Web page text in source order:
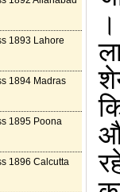
1893 Lahore
1894 Madras
1895 Poona
1896 Calcutta